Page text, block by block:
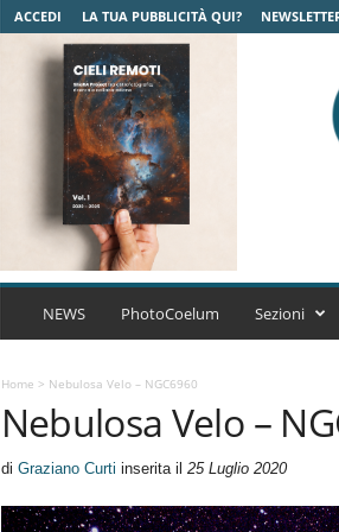
ACCEDI LA TUA PUBBLICITÀ QUI?
C
A
r
NEWS PhotoCoelum Sezioni
Home > Nebulosa Velo – NGC6960
Nebulosa Velo –
di Graziano Curti inserita il 25 Luglio 2020